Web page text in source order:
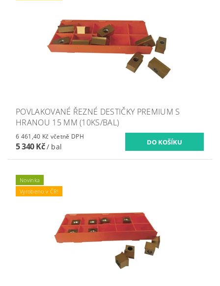
POVLAKOVANÉ ŘEZNÉ DESTIČKY PREMIUM S
HRANOU 15 MM (10KS/BAL)
6 461,40 Kč včetně DPH
5 340 Kč/ bal
Novinka
Vyrobeno v ČR!